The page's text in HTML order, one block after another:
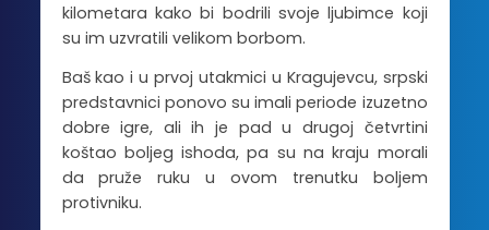
kilometara kako bi bodrili svoje ljubimce koji
su im uzvratili velikom borbom.
Baš kao i u prvoj utakmici u Kragujevcu, srpski
predstavnici ponovo su imali periode izuzetno
dobre igre, ali ih je pad u drugoj četvrtini
koštao boljeg ishoda, pa su na kraju morali
da pruže ruku u ovom trenutku boljem
protivniku.